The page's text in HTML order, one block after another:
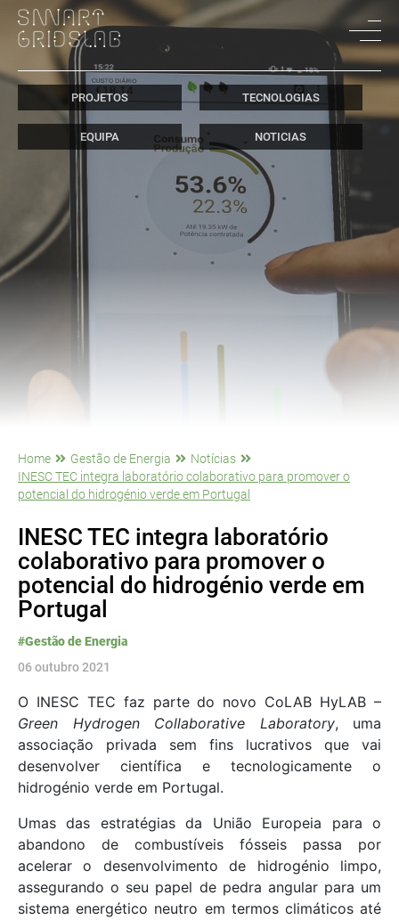
PROJETOS TECNOLOGIAS
EQUIPA NOTICIAS
Home Gestão de Energia
Notícias
INESC TEC integra laboratório colaborativo para promover o
potencial do hidrogénio verde em Portugal
INESC TEC integra laboratório
colaborativo para promover o
potencial do hidrogénio verde em
Portugal
#Gestão de Energia
06 outubro 2021
O INESC TEC faz parte do novo CoLAB HyLAB –
Green Hydrogen Collaborative Laboratory, uma
associação privada sem fins lucrativos que vai
desenvolver científica e tecnologicamente o
hidrogénio verde em Portugal.
Umas das estratégias da União Europeia para o
abandono de combustíveis fósseis passa por
acelerar o desenvolvimento de hidrogénio limpo,
assegurando o seu papel de pedra angular para um
sistema energético neutro em termos climáticos até